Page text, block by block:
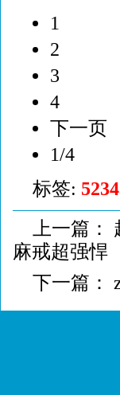
1
2
3
4
下一页
1/4
标签:
上一篇：
麻戒超强悍
下一篇：